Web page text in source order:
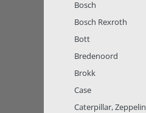
Bosch
Bosch Rexroth
Bott
Bredenoord
Brokk
Case
Caterpillar, Zeppelin